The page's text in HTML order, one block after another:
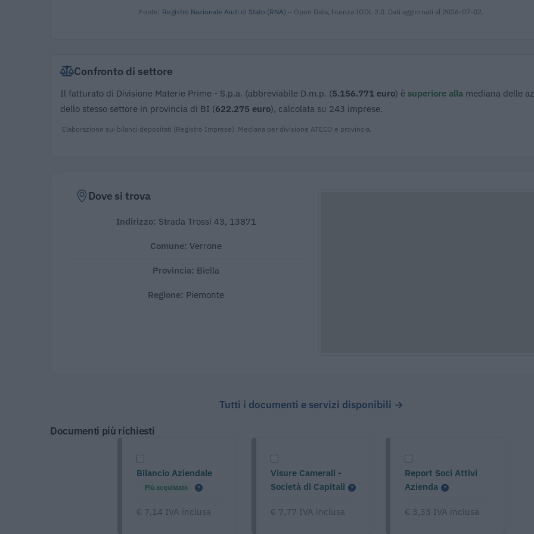
Fonte: Registro Nazionale Aiuti di Stato (RNA) – Open Data, licenza IODL 2.0. Dati aggiornati al 2026-07-02.
Confronto di settore
Il fatturato di Divisione Materie Prime - S.p.a. (abbreviabile D.m.p. (5.156.771 euro) è superiore alla mediana delle
dello stesso settore in provincia di BI (622.275 euro), calcolata su 243 imprese.
Elaborazione sui bilanci depositati (Registro Imprese). Mediana per divisione ATECO e provincia.
Dove si trova
Indirizzo: Strada Trossi 43, 13871
Comune:Verrone
Provincia: Biella
Regione: Piemonte
Tutti i documenti e servizi disponibili →
Documenti più richiesti
Bilancio Aziendale
Più acquistato
€ 7,14 IVA inclusa
Visure Camerali -
Società di Capitali
€ 7,77 IVA inclusa
Report Soci Attivi
Azienda
€ 3,33 IVA inclusa